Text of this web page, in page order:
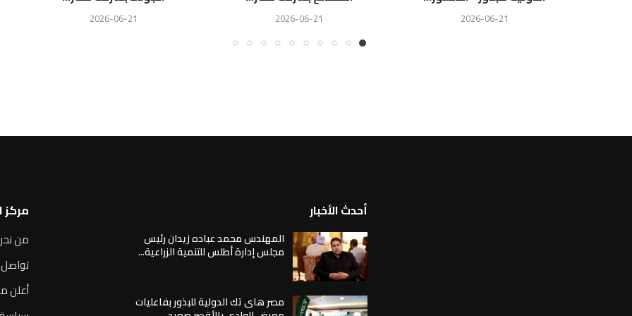
2026-06-21
2026-06-21
2026-06-21
أحدث الأخبار
المهندس محمد عباده زيدان رئيس
مجلس إدارة أطلس للتنمية الزراعية...
مصر هاى تك الدولية للبذور بفاعليات
من
أعلن